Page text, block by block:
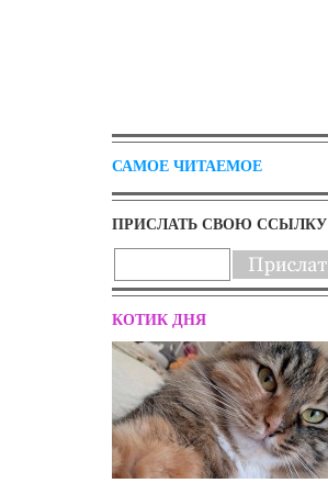
САМОЕ ЧИТАЕМОЕ
ПРИСЛАТЬ СВОЮ ССЫЛКУ
КОТИК ДНЯ